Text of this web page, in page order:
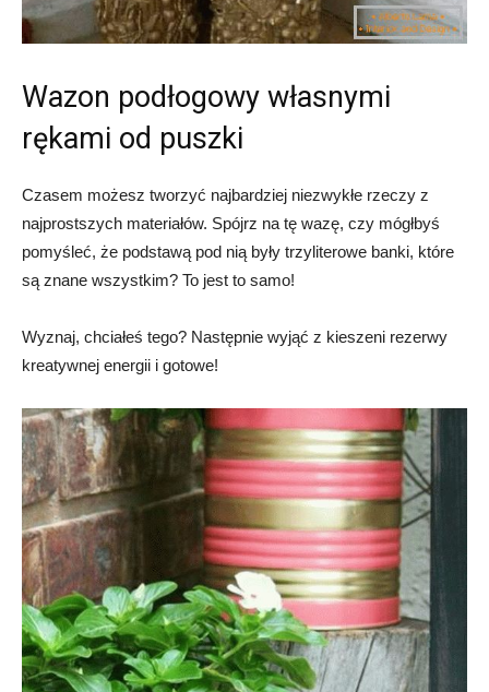
Wazon podłogowy własnymi
rękami od puszki
Czasem możesz tworzyć najbardziej niezwykłe rzeczy z
najprostszych materiałów. Spójrz na tę wazę, czy mógłbyś
pomyśleć, że podstawą pod nią były trzyliterowe banki, które
są znane wszystkim? To jest to samo!
Wyznaj, chciałeś tego? Następnie wyjąć z kieszeni rezerwy
kreatywnej energii i gotowe!